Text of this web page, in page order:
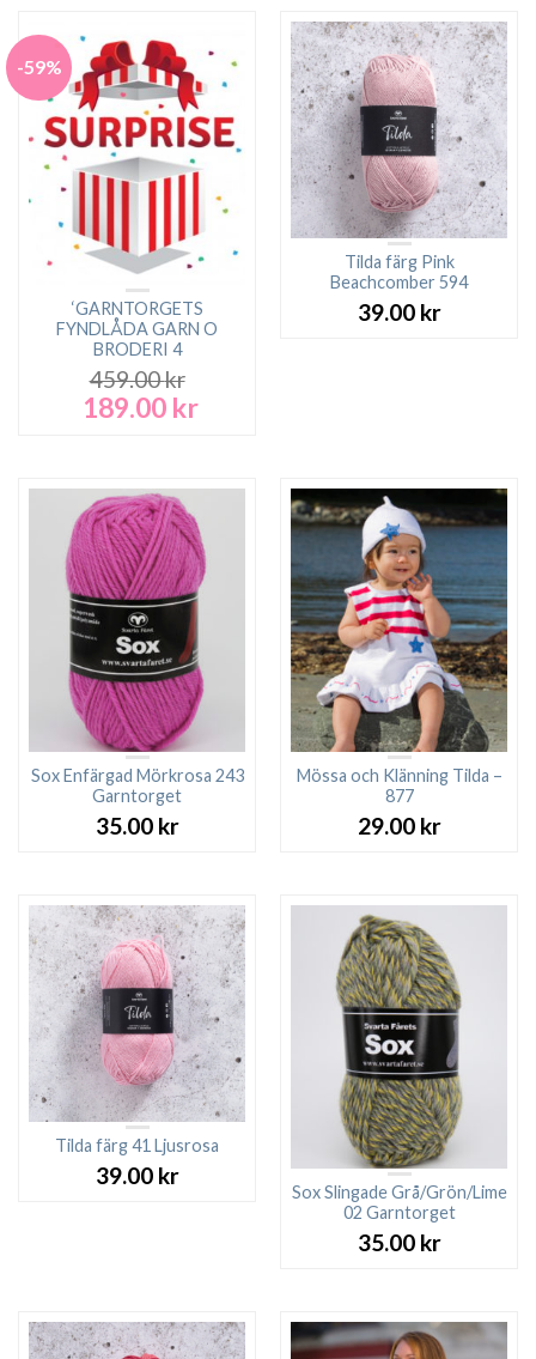
-59%
‘GARNTORGETS
FYNDLÅDA GARN O
BRODERI 4
459.00kr
Det
459.00 kr.
189.00 krDet
189.00 kr.
Tilda färg Pink
Beachcomber 594
39.00 kr
Sox Enfärgad Mörkrosa 243
Garntorget
35.00 kr
Mössa och Klänning Tilda –
877
29.00 kr
Tilda färg 41 Ljusrosa
39.00 kr
Sox Slingade Grå/Grön/Lime
02 Garntorget
35.00 kr